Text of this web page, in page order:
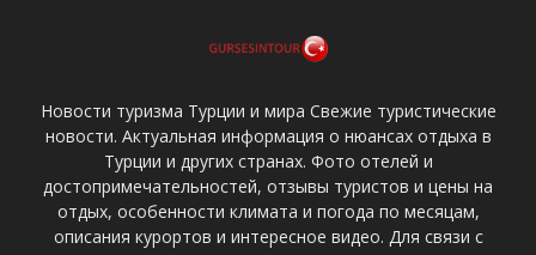
Новости туризма Турции и мира Свежие туристические
новости. Актуальная информация о нюансах отдыха в
Турции и других странах. Фото отелей и
достопримечательностей, отзывы туристов и цены на
отдых, особенности климата и погода по месяцам,
описания курортов и интересное видео. Для связи с